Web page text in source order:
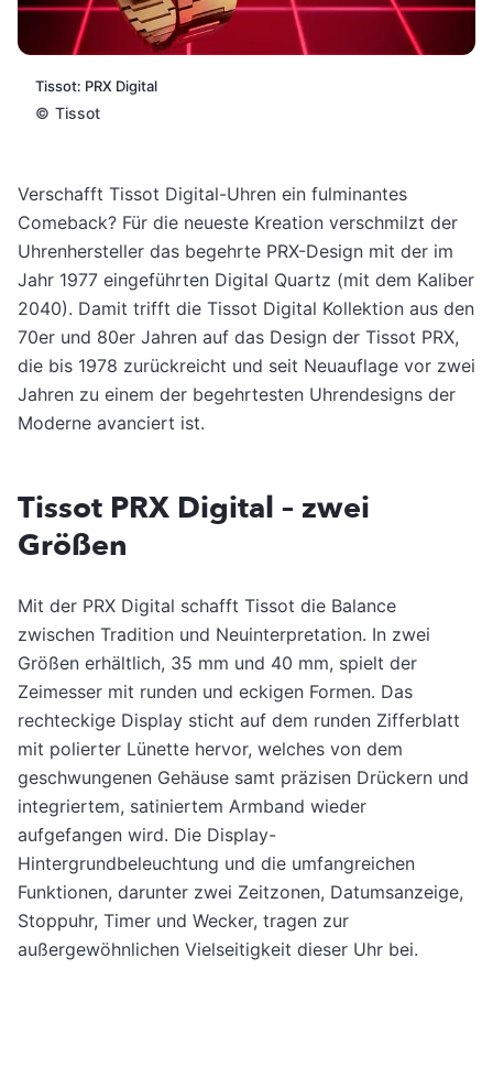
Tissot: PRX Digital
© Tissot
Verschafft Tissot Digital-Uhren ein fulminantes
Comeback? Für die neueste Kreation verschmilzt der
Uhrenhersteller das begehrte PRX-Design mit der im
Jahr 1977 eingeführten Digital Quartz (mit dem Kaliber
2040). Damit trifft die Tissot Digital Kollektion aus den
70er und 80er Jahren auf das Design der Tissot PRX,
die bis 1978 zurückreicht und seit Neuauflage vor zwei
Jahren zu einem der begehrtesten Uhrendesigns der
Moderne avanciert ist.
Tissot PRX Digital – zwei
Größen
Mit der PRX Digital schafft Tissot die Balance
zwischen Tradition und Neuinterpretation. In zwei
Größen erhältlich, 35 mm und 40 mm, spielt der
Zeimesser mit runden und eckigen Formen. Das
rechteckige Display sticht auf dem runden Zifferblatt
mit polierter Lünette hervor, welches von dem
geschwungenen Gehäuse samt präzisen Drückern und
integriertem, satiniertem Armband wieder
aufgefangen wird. Die Display-
Hintergrundbeleuchtung und die umfangreichen
Funktionen, darunter zwei Zeitzonen, Datumsanzeige,
Stoppuhr, Timer und Wecker, tragen zur
außergewöhnlichen Vielseitigkeit dieser Uhr bei.